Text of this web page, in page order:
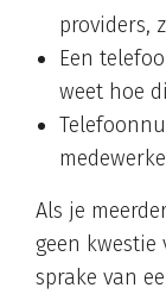
providers,
Een
weet hoe
Als je
geen kwestie
sprake van